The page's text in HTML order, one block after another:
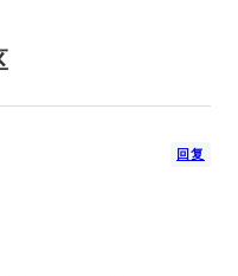
回复